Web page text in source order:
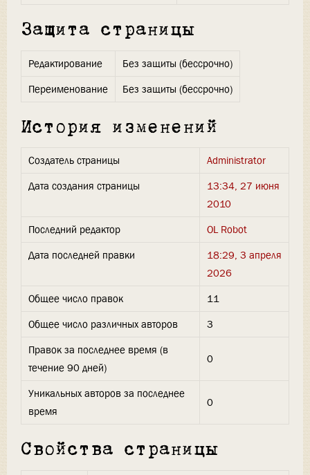
Защита страницы
Редактирование
Без защиты (бессрочно)
Переименование
Без защиты (бессрочно)
История изменений
Создатель страницы
Administrator
Дата создания страницы
13:34, 27 июня
2010
Последний редактор
OL Robot
Дата последней правки
18:29, 3 апреля
2026
Общее число правок
11
Общее число различных авторов
3
Правок за последнее время (в
течение 90 дней)
0
Уникальных авторов за последнее
время
0
Свойства страницы